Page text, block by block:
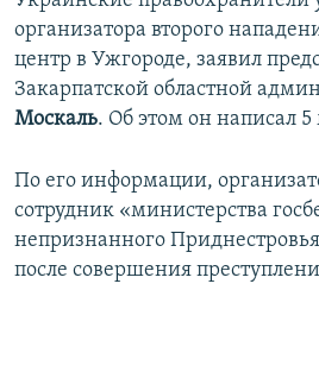
поиску
ТЕЛЕПРОЕКТ КРЫМ.РЕАЛИИ
СОВЕТЫ ПРАВОЗАЩИТНИКОВ
ПРОПАВШИЕ БЕЗ ВЕСТИ
ПОБЕДИТЕЛЕЙ НЕ СУДЯТ?
КРЫМ.НЕПОКОРЕННЫЙ
Українською
Qırımtatar
ПРИСОЕДИНЯЙТЕСЬ!
организатора второго
центр в Ужгороде, заявил
Закарпатской областной
Москаль. Об этом он написал
По его информации,
сотрудник «министерства
непризнанного
после совершения